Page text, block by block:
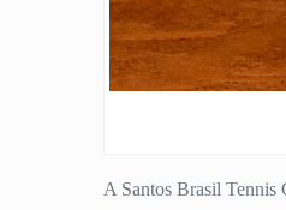
A Santos Brasil Tennis